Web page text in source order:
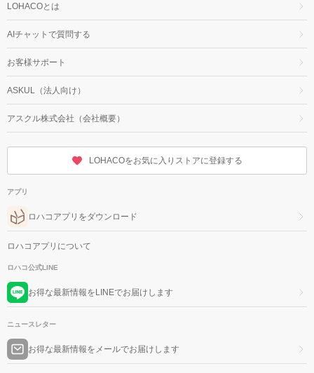
LOHACOとは
AIチャットで質問する
お客様サポート
ASKUL（法人向け）
アスクル株式会社（会社概要）
LOHACOをお気に入りストアに登録する
アプリ
ロハコアプリをダウンロード
ロハコアプリについて
ロハコ公式LINE
お得な最新情報をLINEでお届けします
ニュースレター
お得な最新情報をメールでお届けします